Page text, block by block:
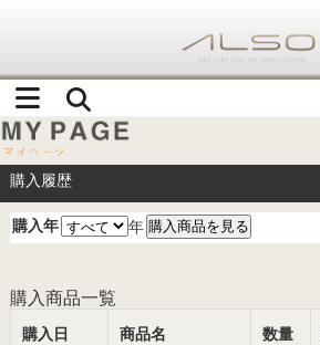
購入履歴
購入年 年
購入商品一覧
購入日 商品名 数量